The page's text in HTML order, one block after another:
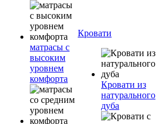
матрасы с
высоким
уровнем
комфорта
Кровати
Кровати из
натурального
дуба